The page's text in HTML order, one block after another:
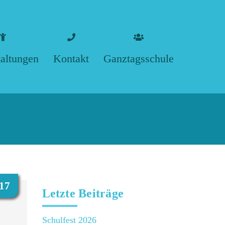
Kontakt Ganztagsschule
Ganztagsschule
Letzte Beiträge
Schulfest 2026